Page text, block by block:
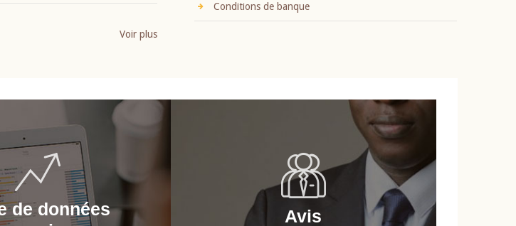
Voir plus
Conditions de banque
de données
Avis